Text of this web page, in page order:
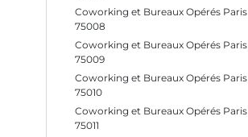
Coworking et Bureaux Opérés Paris
75008
Coworking et Bureaux Opérés Paris
75009
Coworking et Bureaux Opérés Paris
75010
Coworking et Bureaux Opérés Paris
75011